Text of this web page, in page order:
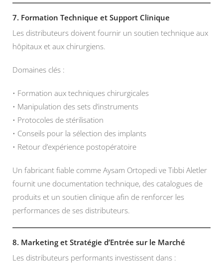
7. Formation Technique et Support Clinique
Les distributeurs doivent fournir un soutien technique aux
hôpitaux et aux chirurgiens.
Domaines clés :
• Formation aux techniques chirurgicales
• Manipulation des sets d’instruments
• Protocoles de stérilisation
• Conseils pour la sélection des implants
• Retour d’expérience postopératoire
Un fabricant fiable comme Aysam Ortopedi ve Tıbbi Aletler
fournit une documentation technique, des catalogues de
produits et un soutien clinique afin de renforcer les
performances de ses distributeurs.
8. Marketing et Stratégie d’Entrée sur le Marché
Les distributeurs performants investissent dans :